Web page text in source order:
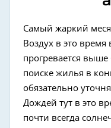
Самый жаркий
Воздух в это
прогревается выше
поиске жилья в
обязательно
Дождей тут в это
почти всегда